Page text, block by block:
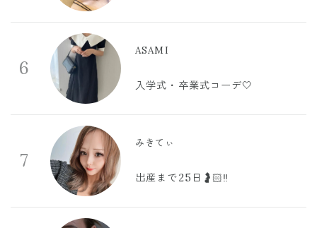
6
ASAMI
入学式・卒業式コーデ🤍
7
みきてぃ
出産まで25日🤰🏻‼️